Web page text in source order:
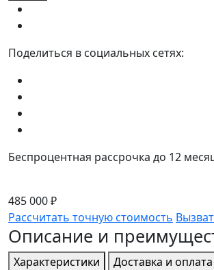
Поделиться в социальных сетях:
Беспроцентная рассрочка до 12
485 000 ₽
Рассчитать точную стоимость
Описание и
Характеристики
Доставка и оплата